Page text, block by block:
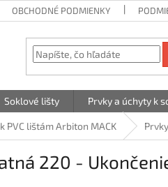
OBCHODNÉ PODMIENKY
Soklové lišty Prvky a úchyty k
PVC lištám Arbiton MACK
220 -